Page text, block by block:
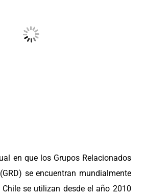
en que los Grupos Relacionados
se encuentran mundialmente
se utilizan desde el año 2010